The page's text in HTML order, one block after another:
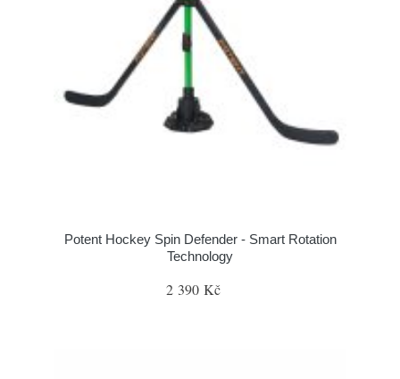
Potent Hockey Spin Defender - Smart Rotation
Technology
2 390 Kč